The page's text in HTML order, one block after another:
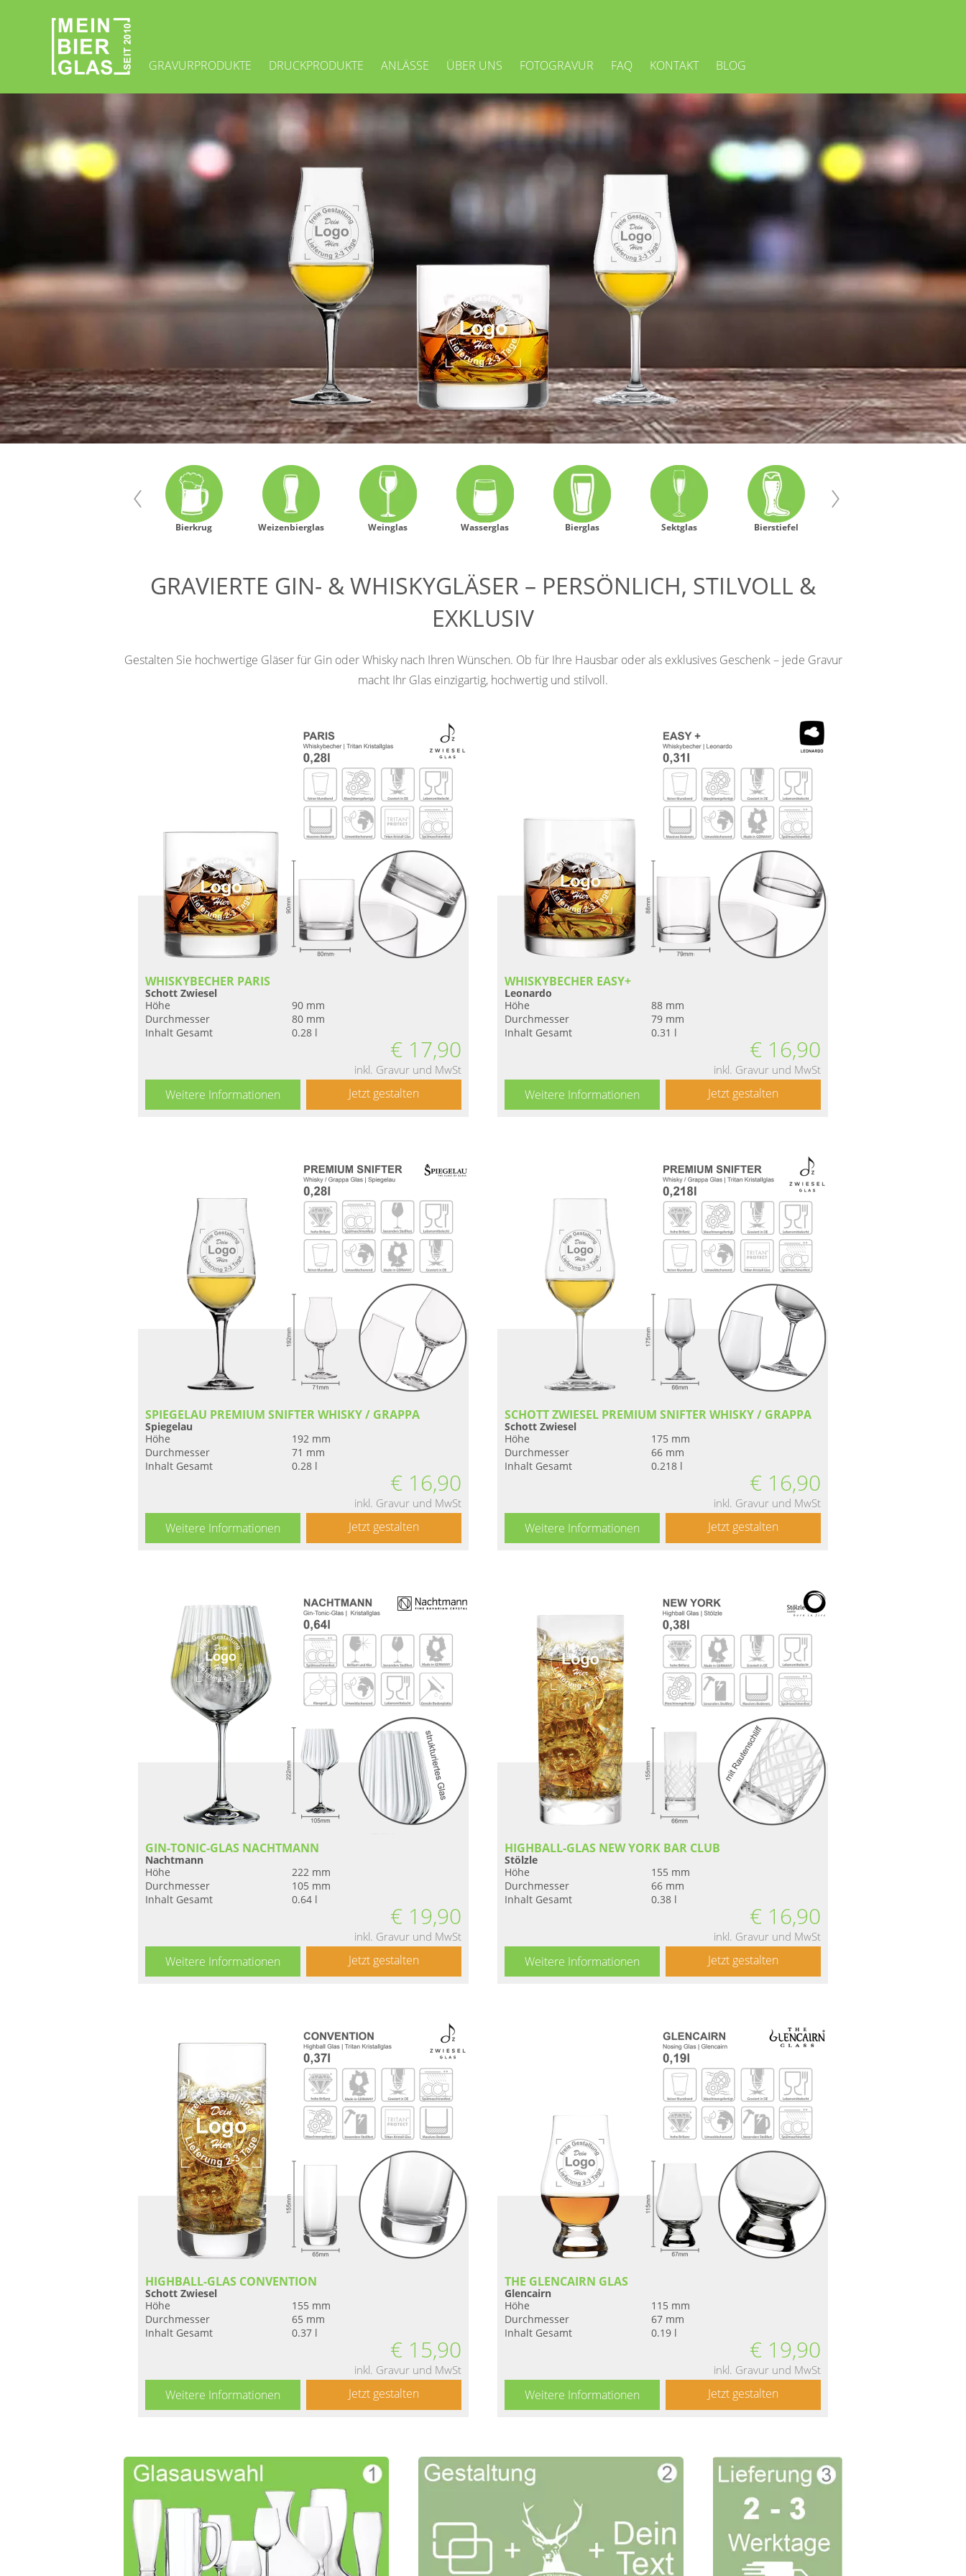
Navigation
GRAVURPRODUKTE DRUCKPRODUKTE ANLÄSSE ÜBER UNS FOTOGRAVUR FAQ KONTAKT BLOG
Bierkrug Weizenbierglas Weinglas Wasserglas Bierglas Sektglas Bierstiefel
GRAVIERTE GIN- & WHISKYGLÄSER – PERSÖNLICH, STILVOLL &
EXKLUSIV
Gestalten Sie hochwertige Gläser für Gin oder Whisky nach Ihren Wünschen. Ob für Ihre Hausbar oder als exklusives Geschenk – jede Gravur
macht Ihr Glas einzigartig, hochwertig und stilvoll.
WHISKYBECHER PARIS
Schott Zwiesel
Höhe
90 mm
Durchmesser
80 mm
Inhalt Gesamt
0.28 l
€ 17,90
inkl. Gravur und MwSt
Weitere Informationen Jetzt gestalten
WHISKYBECHER EASY+
Leonardo
Höhe
88 mm
Durchmesser
79 mm
Inhalt Gesamt
0.31 l
€ 16,90
inkl. Gravur und MwSt
Weitere Informationen Jetzt gestalten
SPIEGELAU PREMIUM SNIFTER WHISKY / GRAPPA
Spiegelau
Höhe
192 mm
Durchmesser
71 mm
Inhalt Gesamt
0.28 l
€ 16,90
inkl. Gravur und MwSt
Weitere Informationen Jetzt gestalten
SCHOTT ZWIESEL PREMIUM SNIFTER WHISKY / GRAPPA
Schott Zwiesel
Höhe
175 mm
Durchmesser
66 mm
Inhalt Gesamt
0.218 l
€ 16,90
inkl. Gravur und MwSt
Weitere Informationen Jetzt gestalten
GIN-TONIC-GLAS NACHTMANN
Nachtmann
Höhe
222 mm
Durchmesser
105 mm
Inhalt Gesamt
0.64 l
€ 19,90
inkl. Gravur und MwSt
Weitere Informationen Jetzt gestalten
HIGHBALL-GLAS NEW YORK BAR CLUB
Stölzle
Höhe
155 mm
Durchmesser
66 mm
Inhalt Gesamt
0.38 l
€ 16,90
inkl. Gravur und MwSt
Weitere Informationen Jetzt gestalten
HIGHBALL-GLAS CONVENTION
Schott Zwiesel
Höhe
155 mm
Durchmesser
65 mm
Inhalt Gesamt
0.37 l
€ 15,90
inkl. Gravur und MwSt
Weitere Informationen Jetzt gestalten
THE GLENCAIRN GLAS
Glencairn
Höhe
115 mm
Durchmesser
67 mm
Inhalt Gesamt
0.19 l
€ 19,90
inkl. Gravur und MwSt
Weitere Informationen Jetzt gestalten